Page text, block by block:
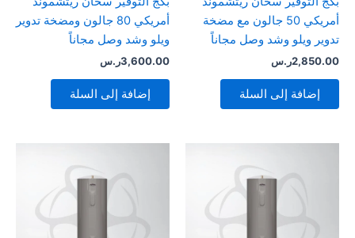
أمريكي 50 جالون مع مضخة
تدوير ويلو وشد وصل مجاناً
2,850.00ر.س
إضافة إلى السلة
أمريكي 80 جالون ومضخة تدوير
ويلو وشد وصل مجاناً
3,600.00ر.س
إضافة إلى السلة